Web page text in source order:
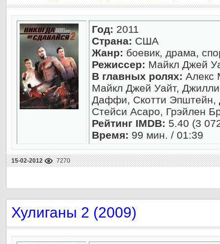
Год: 2011
Страна: США
Жанр: боевик, драма,
Режиссер: Майкл Джей
В главных ролях: Алекс
Майкл Джей Уайт,
Даффи, Скотти Эпштейн,
Стейси Асаро, Грэйлен
Рейтинг IMDB: 5.40 (3
Время: 99 мин. / 01:39
15-02-2012 7270
Хулиганы 2 (2009)